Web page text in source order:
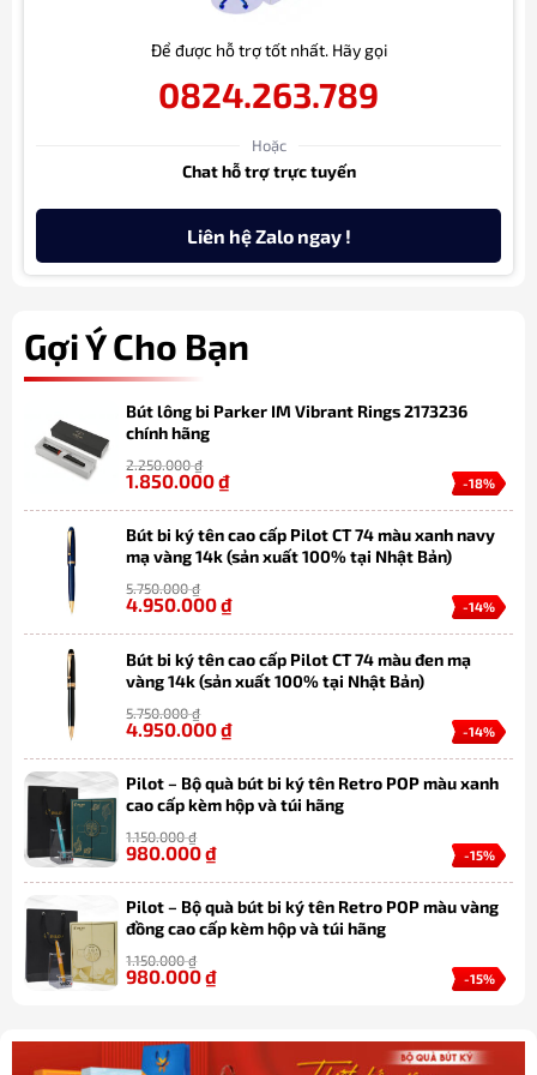
Để được hỗ trợ tốt nhất. Hãy gọi
0824.263.789
Hoặc
Chat hỗ trợ trực tuyến
Liên hệ Zalo ngay !
Gợi Ý Cho Bạn
Bút lông bi Parker IM Vibrant Rings 2173236
chính hãng
2.250.000₫
-18%
1.850.000₫
Bút bi ký tên cao cấp Pilot CT 74 màu xanh navy
mạ vàng 14k (sản xuất 100% tại Nhật Bản)
5.750.000₫
-14%
4.950.000₫
Bút bi ký tên cao cấp Pilot CT 74 màu đen mạ
vàng 14k (sản xuất 100% tại Nhật Bản)
5.750.000₫
-14%
4.950.000₫
Pilot – Bộ quà bút bi ký tên Retro POP màu xanh
cao cấp kèm hộp và túi hãng
1.150.000₫
-15%
980.000₫
Pilot – Bộ quà bút bi ký tên Retro POP màu vàng
đồng cao cấp kèm hộp và túi hãng
1.150.000₫
-15%
980.000₫